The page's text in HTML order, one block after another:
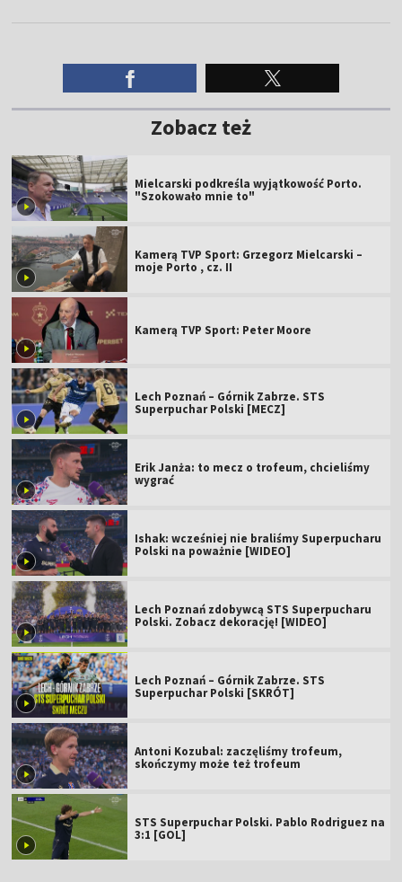
Zobacz też
Mielcarski podkreśla wyjątkowość Porto.
"Szokowało mnie to"
Kamerą TVP Sport: Grzegorz Mielcarski –
moje Porto , cz. II
Kamerą TVP Sport: Peter Moore
Lech Poznań – Górnik Zabrze. STS
Superpuchar Polski [MECZ]
Erik Janża: to mecz o trofeum, chcieliśmy
wygrać
Ishak: wcześniej nie braliśmy Superpucharu
Polski na poważnie [WIDEO]
Lech Poznań zdobywcą STS Superpucharu
Polski. Zobacz dekorację! [WIDEO]
Lech Poznań – Górnik Zabrze. STS
Superpuchar Polski [SKRÓT]
Antoni Kozubal: zaczęliśmy trofeum,
skończymy może też trofeum
STS Superpuchar Polski. Pablo Rodriguez na
3:1 [GOL]